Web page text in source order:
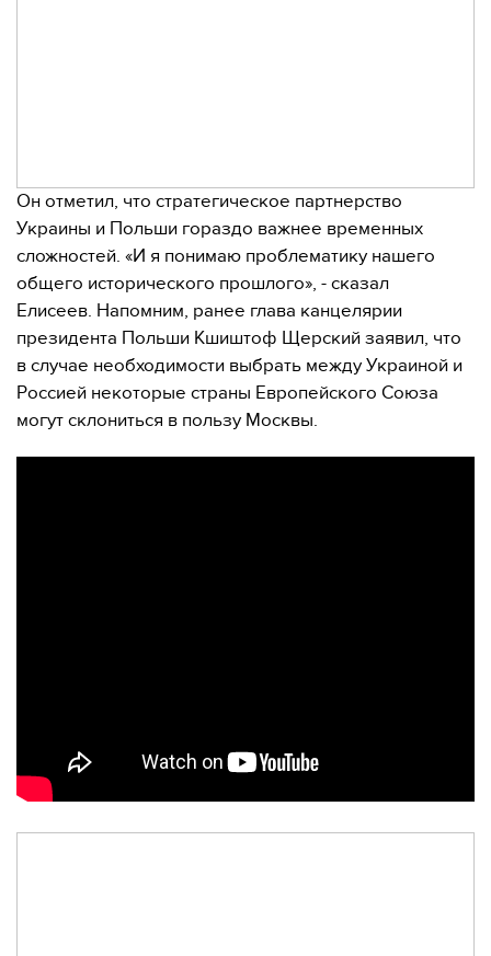
Он отметил, что стратегическое партнерство
Украины и Польши гораздо важнее временных
сложностей. «И я понимаю проблематику нашего
общего исторического прошлого», - сказал
Елисеев. Напомним, ранее глава канцелярии
президента Польши Кшиштоф Щерский заявил, что
в случае необходимости выбрать между Украиной и
Россией некоторые страны Европейского Союза
могут склониться в пользу Москвы.